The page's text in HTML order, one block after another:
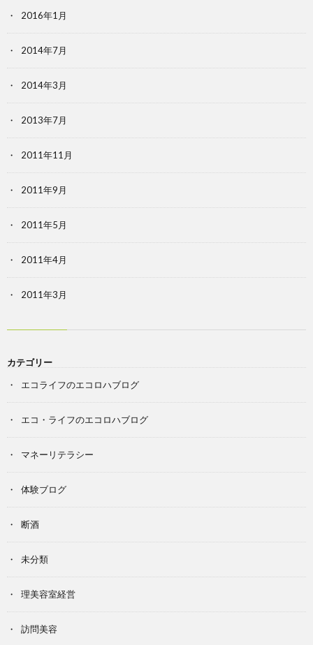
2016年1月
2014年7月
2014年3月
2013年7月
2011年11月
2011年9月
2011年5月
2011年4月
2011年3月
カテゴリー
エコライフのエコロハブログ
エコ・ライフのエコロハブログ
マネーリテラシー
体験ブログ
断酒
未分類
理美容室経営
訪問美容